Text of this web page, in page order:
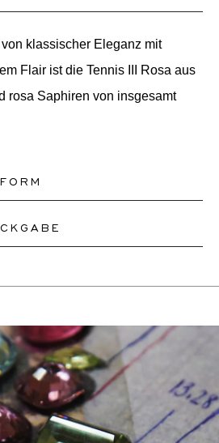
klassischer Eleganz mit
Flair ist die Tennis III Rosa aus
rosa Saphiren von insgesamt
Team Ihre Wunschlänge mit und
nachdem, wie komplex die
erforderlich ist, werden
genauen Liefertermin mit Ihnen
besuchen Sie bitte unsere